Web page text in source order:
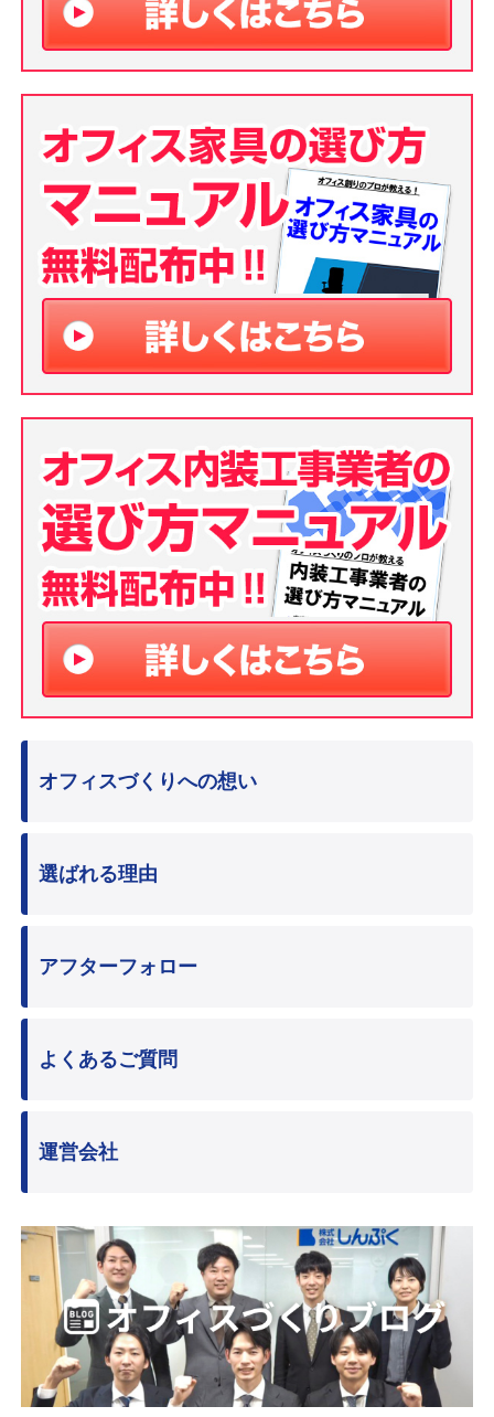
オフィスづくりへの想い
選ばれる理由
アフターフォロー
よくあるご質問
運営会社